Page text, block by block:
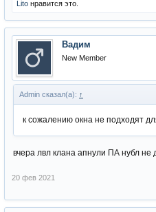
Lito нравится это.
Вадим
New Member
Admin сказал(а): ↑
к сожалению окна не подходят
вчера лвл клана апнули ПА нубл не
20 фев 2021